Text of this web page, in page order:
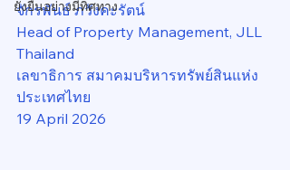
ยั่งยืนอย่างมีทิศทาง
จักรพันธ์ ภวังคะรัตน์
Head of Property Management, JLL
Thailand
เลขาธิการ สมาคมบริหารทรัพย์สินแห่ง
ประเทศไทย
19 April 2026